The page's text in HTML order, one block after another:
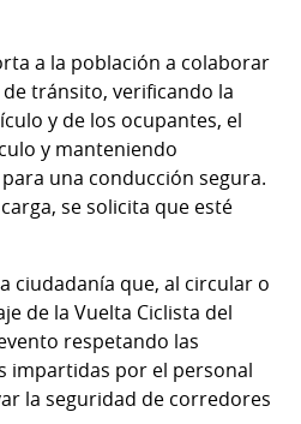
a la población a colaborar
tránsito, verificando la
y de los ocupantes, el
y manteniendo
una conducción segura.
se solicita que esté
ciudadanía que, al circular o
de la Vuelta Ciclista del
respetando las
impartidas por el personal
la seguridad de corredores